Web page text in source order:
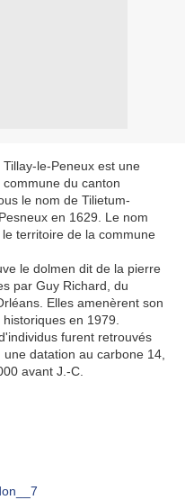
Tillay-le-Peneux est une
commune du canton
le nom de Tilietum-
en 1629. Le nom
territoire de la commune
le dolmen dit de la pierre
par Guy Richard, du
Elles amenèrent son
en 1979.
furent retrouvés
datation au carbone 14,
avant J.-C.